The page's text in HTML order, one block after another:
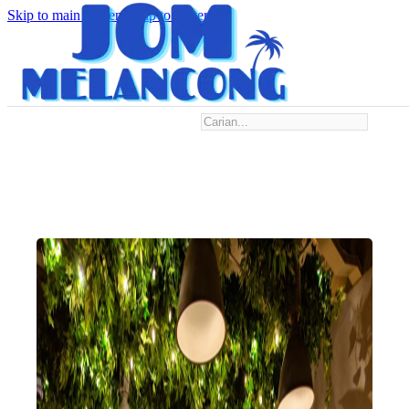
Skip to main content Skip to footer
Search